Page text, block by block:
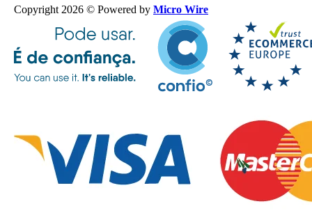
Copyright 2026 © Powered by Micro Wire